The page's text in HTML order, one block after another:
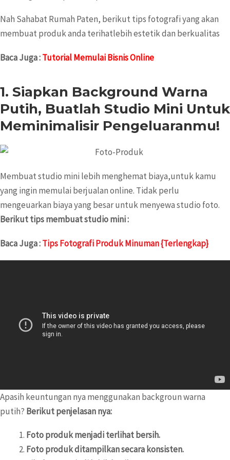
Nah Sahabat Rumah Paten, berikut tips fotografi yang akan
membuat produk anda terihatlebih estetik dan berkualitas
Baca Juga :Tutorial Memulai Bisnis Online
1. Siapkan Background Warna
Putih, Buatlah Studio Mini Untuk
Meminimalisir Pengeluaranmu!
Membuat studio mini lebih menghemat biaya,untuk kamu
yang ingin memulai berjualan online. Tidak perlu
mengeuarkan biaya yang besar untuk menyewa studio foto.
Berikut tips membuat studio mini :
Baca Juga :Tips Fotografi Produk Minuman {Terlengkap}
Apasih keuntungan nya menggunakan backgroun warna
putih? Berikut penjelasan nya:
Foto produk menjadi terlihat bersih.
Foto produk ditampilkan secara konsisten.